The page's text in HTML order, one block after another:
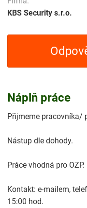
KBS Security s.r.o.
Náplň práce
Přijmeme pracovníka/
Nástup dle dohody.
Práce vhodná pro OZP.
Kontakt: e-mailem,
15:00 hod.